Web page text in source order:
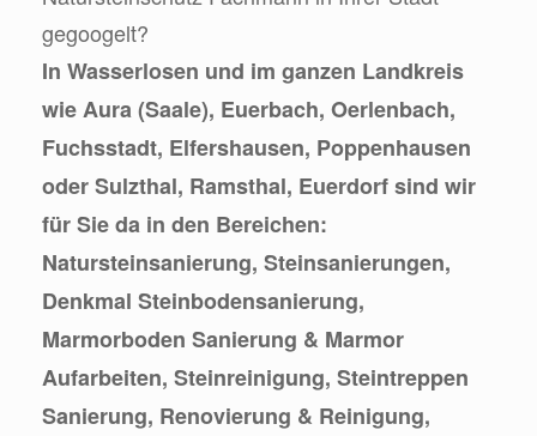
gegoogelt?
In Wasserlosen und im ganzen Landkreis
wie Aura (Saale), Euerbach, Oerlenbach,
Fuchsstadt, Elfershausen, Poppenhausen
oder Sulzthal, Ramsthal, Euerdorf sind wir
für Sie da in den Bereichen:
Natursteinsanierung, Steinsanierungen,
Denkmal Steinbodensanierung,
Marmorboden Sanierung & Marmor
Aufarbeiten, Steinreinigung, Steintreppen
Sanierung, Renovierung & Reinigung,